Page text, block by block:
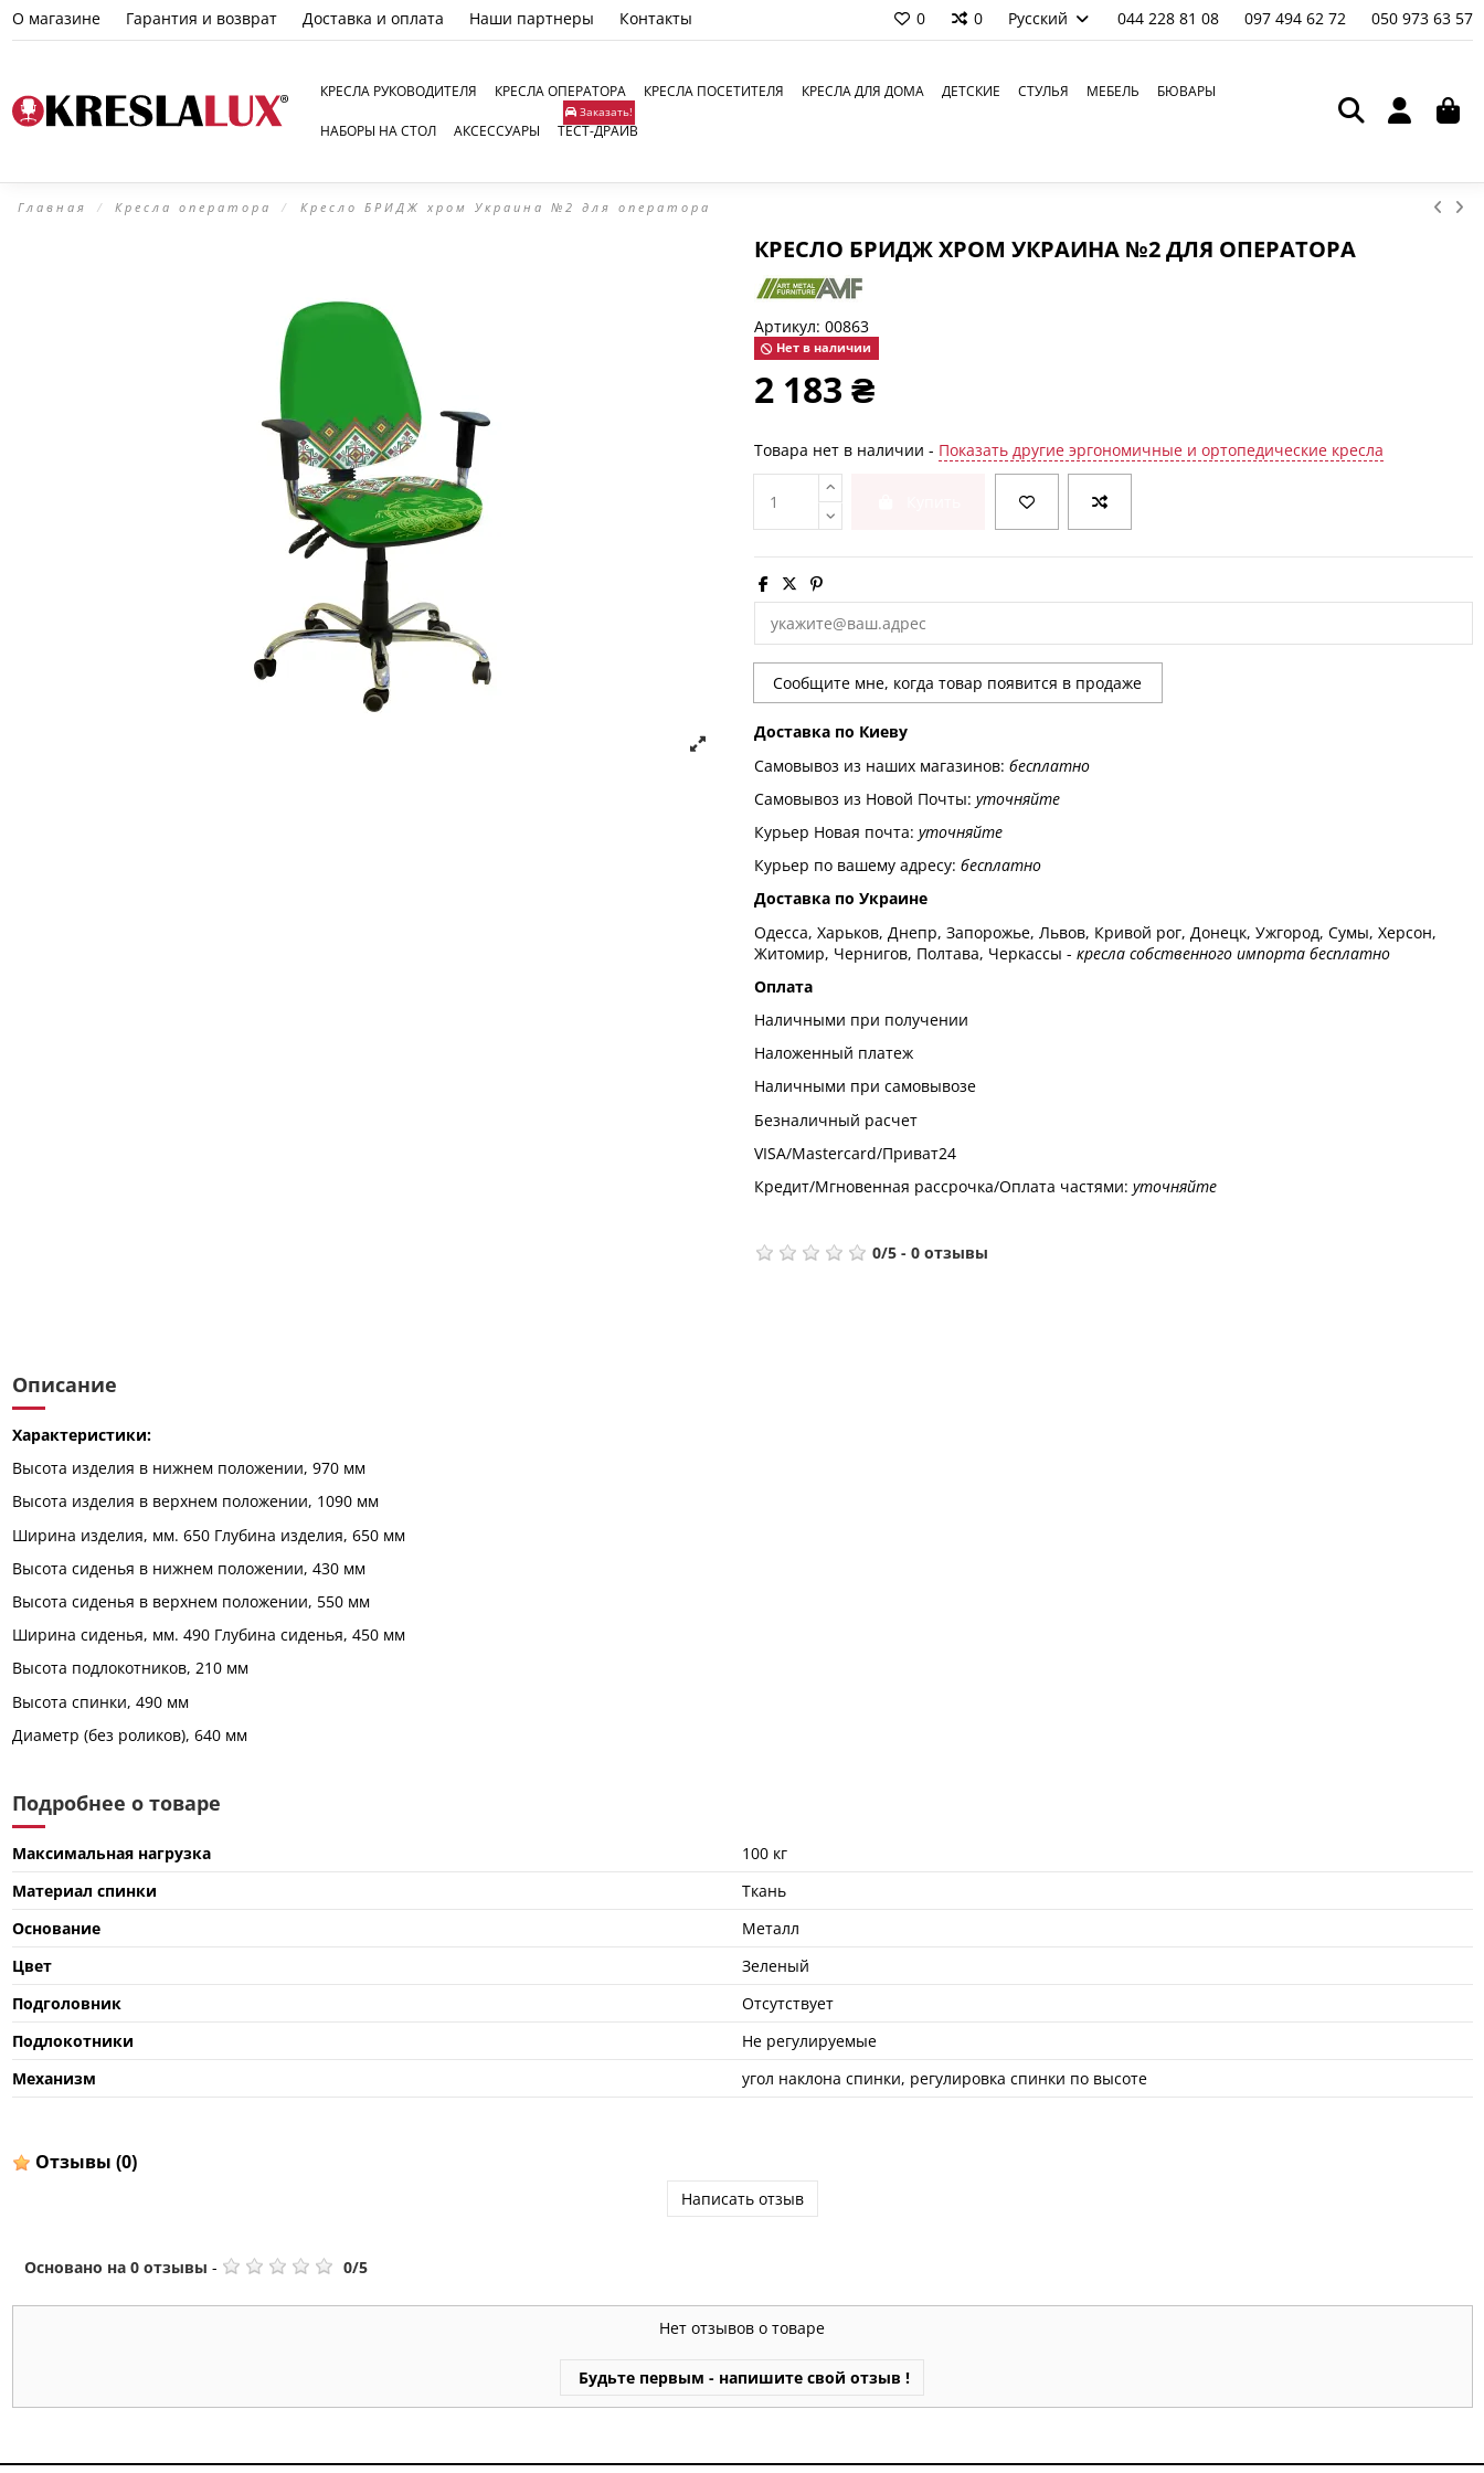
О магазине Гарантия и возврат Доставка и оплата Наши партнеры Контакты 0 0 Русский 044 228 81 08 097 494 62 72 050 973 63 57
КРЕСЛА РУКОВОДИТЕЛЯ КРЕСЛА ОПЕРАТОРА КРЕСЛА ПОСЕТИТЕЛЯ КРЕСЛА ДЛЯ ДОМА ДЕТСКИЕ СТУЛЬЯ МЕБЕЛЬ БЮВАРЫ
НАБОРЫ НА СТОЛ АКСЕССУАРЫ ТЕСТ-ДРАЙВ
Заказать!
Главная Кресла оператора Кресло БРИДЖ хром Украина №2 для оператора
КРЕСЛО БРИДЖ ХРОМ УКРАИНА №2 ДЛЯ ОПЕРАТОРА
Артикул: 00863
Нет в наличии
2 183 ₴
Товара нет в наличии - Показать другие эргономичные и ортопедические кресла
Доставка по Киеву
Самовывоз из наших магазинов: бесплатно
Самовывоз из Новой Почты: уточняйте
Курьер Новая почта: уточняйте
Курьер по вашему адресу: бесплатно
Доставка по Украине
Одесса, Харьков, Днепр, Запорожье, Львов, Кривой рог, Донецк, Ужгород, Сумы, Херсон,
Житомир, Чернигов, Полтава, Черкассы - кресла собственного импорта бесплатно
Оплата
Наличными при получении
Наложенный платеж
Наличными при самовывозе
Безналичный расчет
VISA/Mastercard/Приват24
Кредит/Мгновенная рассрочка/Оплата частями: уточняйте
0/5- 0 отзывы
Описание
Характеристики:
Высота изделия в нижнем положении, 970 мм
Высота изделия в верхнем положении, 1090 мм
Ширина изделия, мм. 650 Глубина изделия, 650 мм
Высота сиденья в нижнем положении, 430 мм
Высота сиденья в верхнем положении, 550 мм
Ширина сиденья, мм. 490 Глубина сиденья, 450 мм
Высота подлокотников, 210 мм
Высота спинки, 490 мм
Диаметр (без роликов), 640 мм
Подробнее о товаре
Максимальная нагрузка
100 кг
Материал спинки
Ткань
Основание
Металл
Цвет
Зеленый
Подголовник
Отсутствует
Подлокотники
Не регулируемые
Механизм
угол наклона спинки, регулировка спинки по высоте
Отзывы (0)
Написать отзыв
Основано на 0отзывы - 0/5
Нет отзывов о товаре
Будьте первым - напишите свой отзыв !